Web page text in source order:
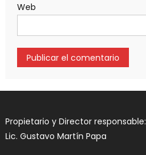
Web
Propietario y Director responsable:
Lic. Gustavo Martín Papa